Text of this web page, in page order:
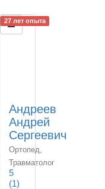
27 лет опыта
Андреев
Андрей
Сергеевич
Ортопед,
Травматолог
5
(1)